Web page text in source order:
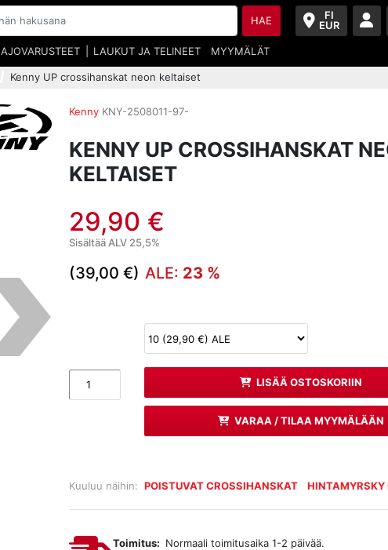
FI
EUR
HAE
AJOVARUSTEET LAUKUT JA TELINEET MYYMÄLÄT
Kenny UP crossihanskat neon keltaiset
Kenny KNY-2508011-97-
KENNY UP CROSSIHANSKAT
KELTAISET
29,90 €
Sisältää ALV 25,5%
(39,00 €) ALE: 23 %
LISÄÄ OSTOSKORIIN
VARAA / TILAA MYYMÄLÄÄN
Kuuluu näihin: POISTUVAT CROSSIHANSKAT HINTAMYRSKY
Toimitus: Normaali toimitusaika 1-2 päivää.